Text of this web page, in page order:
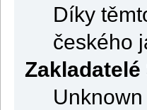
Díky
českého
Zakladatelé